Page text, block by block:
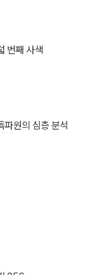
번째 사색
파원의 심층 분석